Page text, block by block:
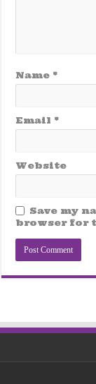
Name *
Email *
Website
Save my
browser for